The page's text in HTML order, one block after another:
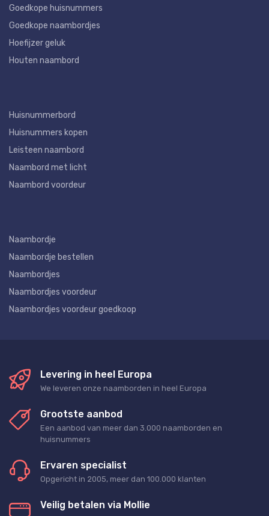
Goedkope huisnummers
Goedkope naambordjes
Hoefijzer geluk
Houten naambord
Huisnummerbord
Huisnummers kopen
Leisteen naambord
Naambord met licht
Naambord voordeur
Naambordje
Naambordje bestellen
Naambordjes
Naambordjes voordeur
Naambordjes voordeur goedkoop
Levering in heel Europa
We leveren onze naamborden in heel Europa
Grootste aanbod
Een aanbod van meer dan 3.000 naamborden en
huisnummers
Ervaren specialist
Opgericht in 2005, meer dan 100.000 klanten
Veilig betalen via Mollie